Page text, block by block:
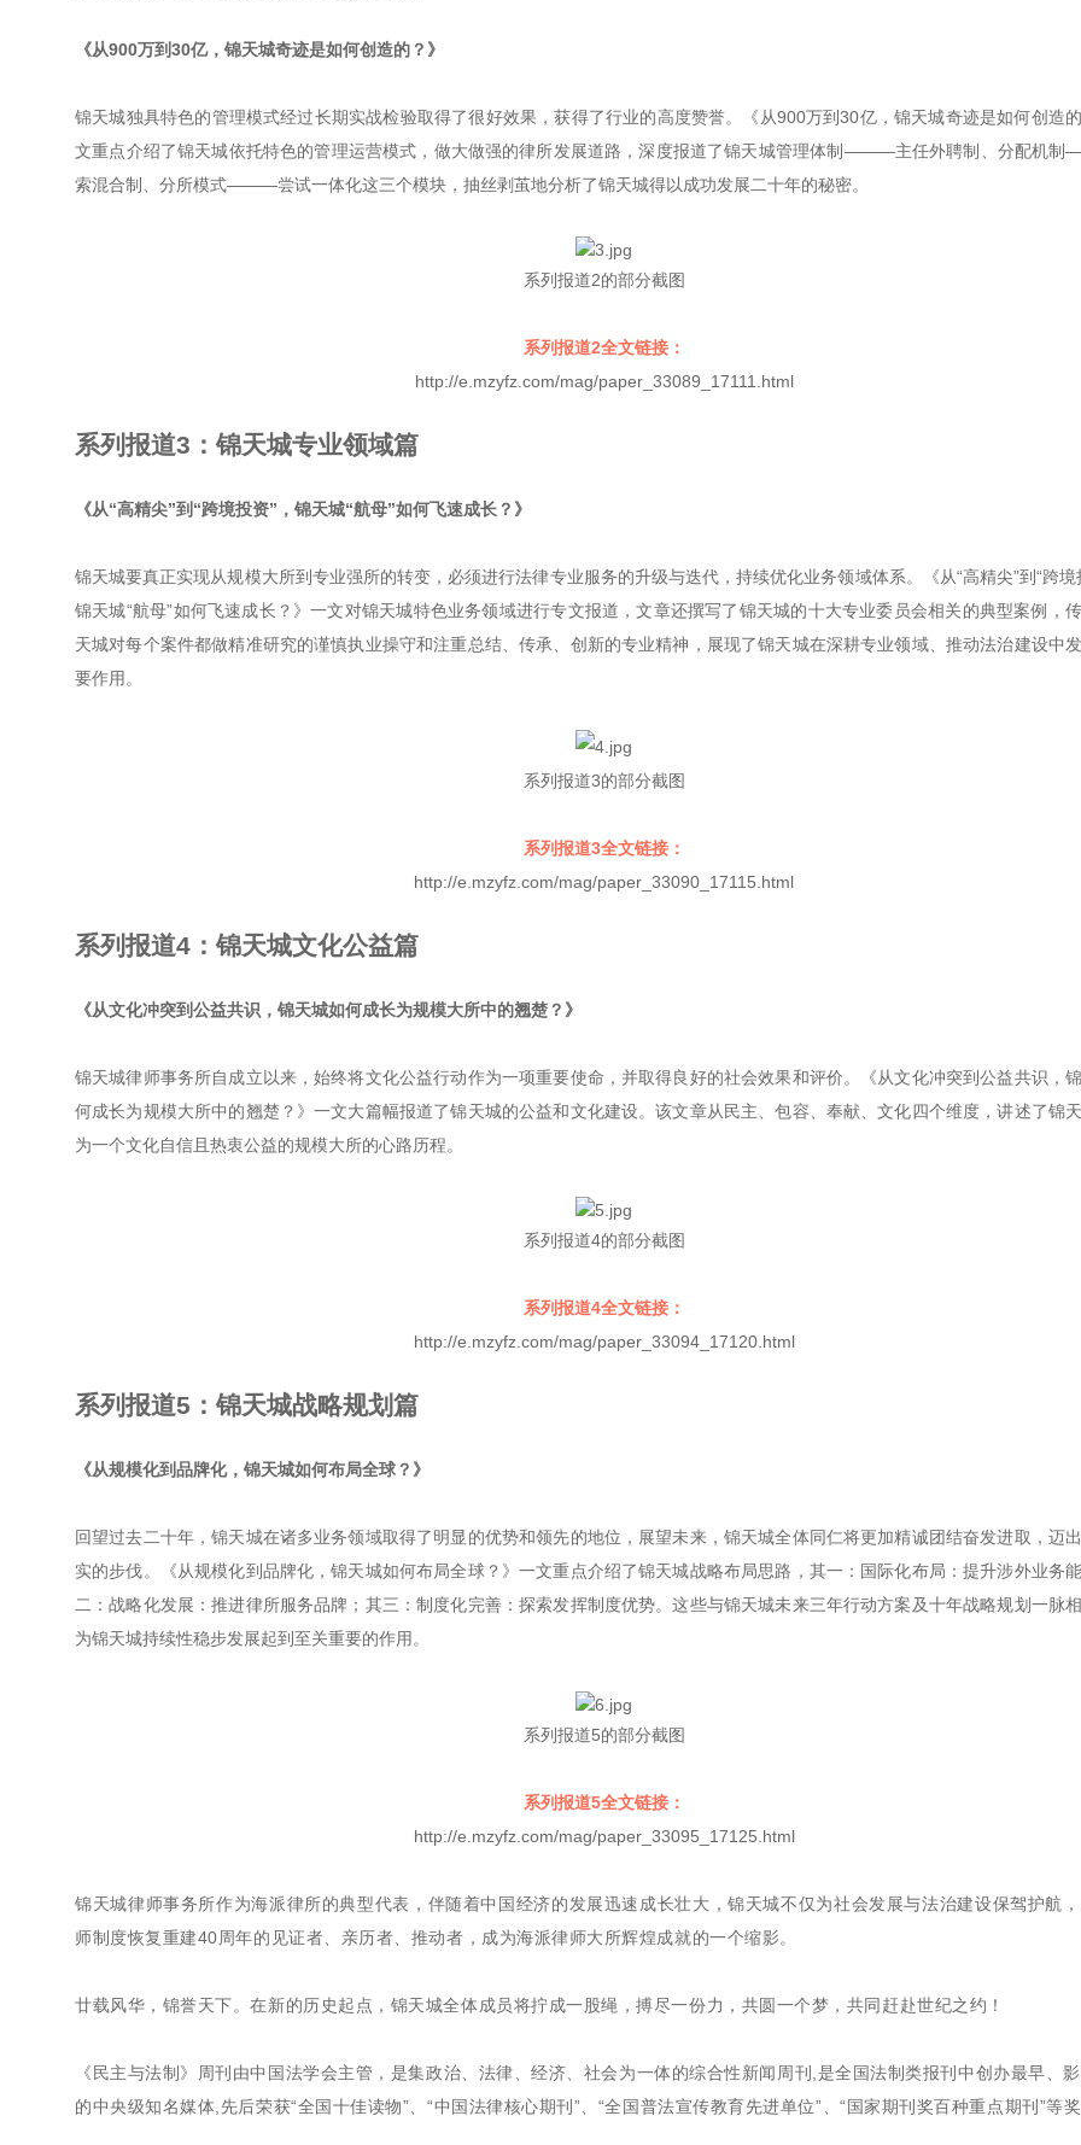
《从900万到30亿，锦天城奇迹是如何创造的？》
锦天城独具特色的管理模式经过长期实战检验取得了很好效果，获得了行业的高度赞誉。《从900万到30亿，锦天城奇迹是如何创造
文重点介绍了锦天城依托特色的管理运营模式，做大做强的律所发展道路，深度报道了锦天城管理体制———主任外聘制、分配机
索混合制、分所模式———尝试一体化这三个模块，抽丝剥茧地分析了锦天城得以成功发展二十年的秘密。
系列报道2的部分截图
系列报道2全文链接：
http://e.mzyfz.com/mag/paper_33089_17111.html
系列报道3：锦天城专业领域篇
《从“高精尖”到“跨境投资”，锦天城“航母”如何飞速成长？》
锦天城要真正实现从规模大所到专业强所的转变，必须进行法律专业服务的升级与迭代，持续优化业务领域体系。《从“高精尖”到“跨境
锦天城“航母”如何飞速成长？》一文对锦天城特色业务领域进行专文报道，文章还撰写了锦天城的十大专业委员会相关的典型案例，
天城对每个案件都做精准研究的谨慎执业操守和注重总结、传承、创新的专业精神，展现了锦天城在深耕专业领域、推动法治建设中
要作用。
系列报道3的部分截图
系列报道3全文链接：
http://e.mzyfz.com/mag/paper_33090_17115.html
系列报道4：锦天城文化公益篇
《从文化冲突到公益共识，锦天城如何成长为规模大所中的翘楚？》
锦天城律师事务所自成立以来，始终将文化公益行动作为一项重要使命，并取得良好的社会效果和评价。《从文化冲突到公益共识，
何成长为规模大所中的翘楚？》一文大篇幅报道了锦天城的公益和文化建设。该文章从民主、包容、奉献、文化四个维度，讲述了锦
为一个文化自信且热衷公益的规模大所的心路历程。
系列报道4的部分截图
系列报道4全文链接：
http://e.mzyfz.com/mag/paper_33094_17120.html
系列报道5：锦天城战略规划篇
《从规模化到品牌化，锦天城如何布局全球？》
回望过去二十年，锦天城在诸多业务领域取得了明显的优势和领先的地位，展望未来，锦天城全体同仁将更加精诚团结奋发进取，迈
实的步伐。《从规模化到品牌化，锦天城如何布局全球？》一文重点介绍了锦天城战略布局思路，其一：国际化布局：提升涉外业务
二：战略化发展：推进律所服务品牌；其三：制度化完善：探索发挥制度优势。这些与锦天城未来三年行动方案及十年战略规划一脉
为锦天城持续性稳步发展起到至关重要的作用。
系列报道5的部分截图
系列报道5全文链接：
http://e.mzyfz.com/mag/paper_33095_17125.html
锦天城律师事务所作为海派律所的典型代表，伴随着中国经济的发展迅速成长壮大，锦天城不仅为社会发展与法治建设保驾护航
师制度恢复重建40周年的见证者、亲历者、推动者，成为海派律师大所辉煌成就的一个缩影。
廿载风华，锦誉天下。在新的历史起点，锦天城全体成员将拧成一股绳，搏尽一份力，共圆一个梦，共同赶赴世纪之约！
《民主与法制》周刊由中国法学会主管，是集政治、法律、经济、社会为一体的综合性新闻周刊,是全国法制类报刊中创办最早、
的中央级知名媒体,先后荣获“全国十佳读物”、“中国法律核心期刊”、“全国普法宣传教育先进单位”、“国家期刊奖百种重点期刊”等奖